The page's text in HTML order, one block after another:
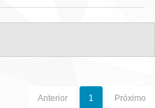
Anterior 1 Próximo